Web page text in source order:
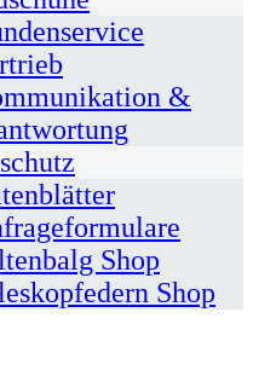
&
Shop
Shop